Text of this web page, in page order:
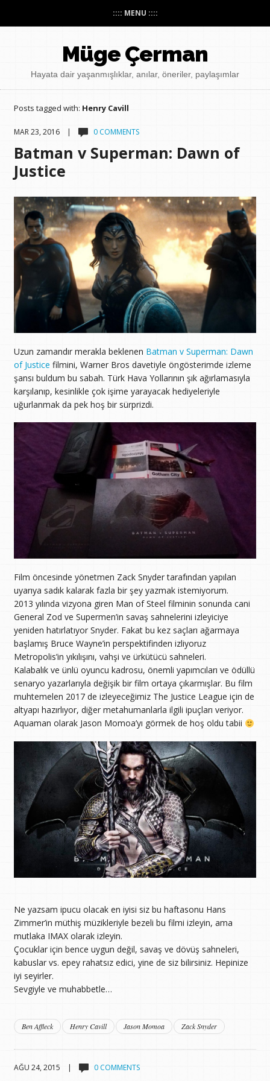
:::: MENU ::::
Müge Çerman
Hayata dair yaşanmışlıklar, anılar, öneriler, paylaşımlar
Posts tagged with: Henry Cavill
MAR 23, 2016 | 0 COMMENTS
Batman v Superman: Dawn of
Justice
Uzun zamandır merakla beklenen Batman v Superman: Dawn
of Justice filmini, Warner Bros davetiyle öngösterimde izleme
şansı buldum bu sabah. Türk Hava Yollarının şık ağırlamasıyla
karşılanıp, kesinlikle çok işime yarayacak hediyeleriyle
uğurlanmak da pek hoş bir sürprizdi.
Film öncesinde yönetmen Zack Snyder tarafından yapılan
uyarıya sadık kalarak fazla bir şey yazmak istemiyorum.
2013 yılında vizyona giren Man of Steel filminin sonunda cani
General Zod ve Supermen’in savaş sahnelerini izleyiciye
yeniden hatırlatıyor Snyder. Fakat bu kez saçları ağarmaya
başlamış Bruce Wayne’in perspektifinden izliyoruz
Metropolis’in yıkılışını, vahşi ve ürkütücü sahneleri.
Kalabalık ve ünlü oyuncu kadrosu, önemli yapımcıları ve ödüllü
senaryo yazarlarıyla değişik bir film ortaya çıkarmışlar. Bu film
muhtemelen 2017 de izleyeceğimiz The Justice League için de
altyapı hazırlıyor, diğer metahumanlarla ilgili ipuçları veriyor.
Aquaman olarak Jason Momoa’yı görmek de hoş oldu tabii
Ne yazsam ipucu olacak en iyisi siz bu haftasonu Hans
Zimmer’in müthiş müzikleriyle bezeli bu filmi izleyin, ama
mutlaka IMAX olarak izleyin.
Çocuklar için bence uygun değil, savaş ve dövüş sahneleri,
kabuslar vs. epey rahatsız edici, yine de siz bilirsiniz. Hepinize
iyi seyirler.
Sevgiyle ve muhabbetle…
Ben Affleck Henry Cavill Jason Momoa Zack Snyder
AĞU 24, 2015 | 0 COMMENTS